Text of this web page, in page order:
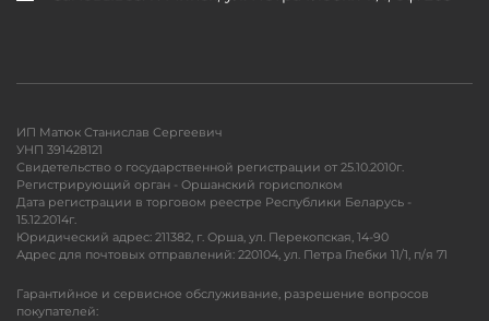
ИП Матюк Станислав Сергеевич
УНП 391428121
Свидетельство о государственной регистрации от 25.10.2010г.
Регистрирующий орган - Оршанский горисполком
Дата регистрации в торговом реестре Республики Беларусь -
15.12.2014г.
Юридический адрес: 211382, г. Орша, ул. Перекопская, 14-90
Адрес для почтовых отправлений: 220104, ул. Петра Глебки 11/1, п/я 71
Гарантийное и сервисное обслуживание, разрешение вопросов
покупателей: